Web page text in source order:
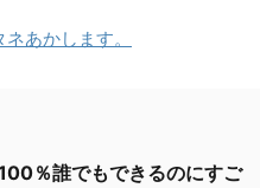
あかします。
％誰でもできるのにすご